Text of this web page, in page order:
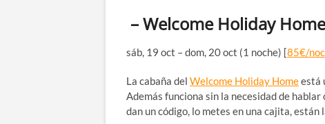
– Welcome Holiday
sáb, 19 oct – dom, 20 oct (1 noche) [85€/
La cabaña del Welcome Holiday Homeestá
Además funciona sin la necesidad de
dan un código, lo metes en una cajita, están